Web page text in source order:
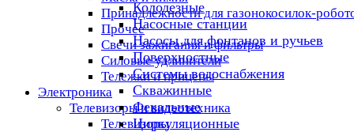
Принадлежности для газонокосилок-
Прочее
Свечи зажигания и фильтры
Силовые удлинители
Тележки и прицепы
Электроника
Телевизоры и видеотехника
Телевизоры
Колодезные
Насосные станции
Насосы для фонтанов и ручьев
Поверхностные
Системы водоснабжения
Скважинные
Фекальные
Циркуляционные